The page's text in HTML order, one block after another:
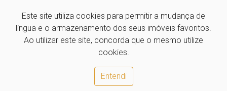
Este site utiliza cookies para permitir a mudança de
língua e o armazenamento dos seus imóveis favoritos.
Ao utilizar este site, concorda que o mesmo utilize
cookies.
Entendi